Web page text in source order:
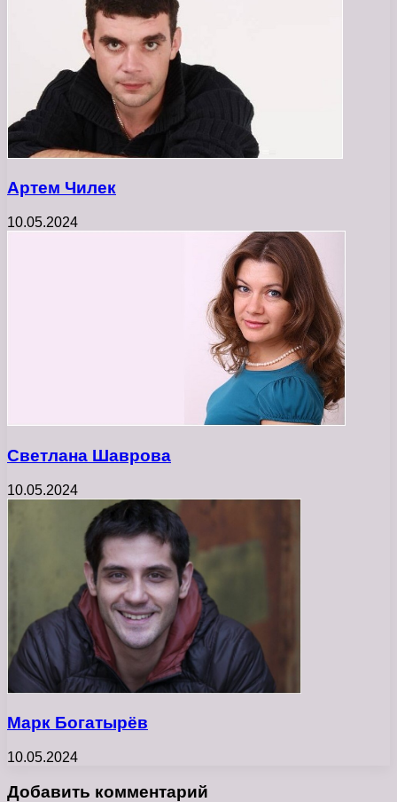
Артем Чилек
10.05.2024
Светлана Шаврова
10.05.2024
Марк Богатырёв
10.05.2024
Добавить комментарий